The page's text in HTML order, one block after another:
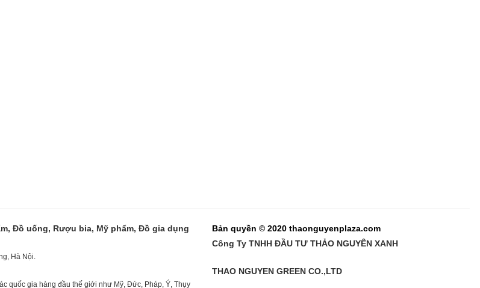
Đồ uống, Rượu bia, Mỹ phẩm, Đồ gia dụng
Hà Nội.
quốc gia hàng đầu thế giới như Mỹ, Đức, Pháp, Ý, Thụy
Bản quyền © 2020 thaonguyenplaza.com
Công Ty TNHH ĐẦU TƯ THẢO NGUYÊN XANH
THAO NGUYEN GREEN CO.,LTD